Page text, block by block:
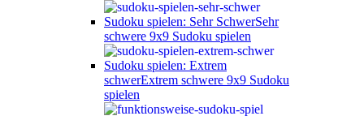
Sudoku spielen: Sehr SchwerSehr
schwere 9x9 Sudoku spielen
Sudoku spielen: Extrem
schwerExtrem schwere 9x9 Sudoku
spielen